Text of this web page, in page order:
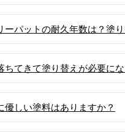
ーパットの耐久年数は？塗
ちてきて塗り替えが必要に
優しい塗料はありますか？